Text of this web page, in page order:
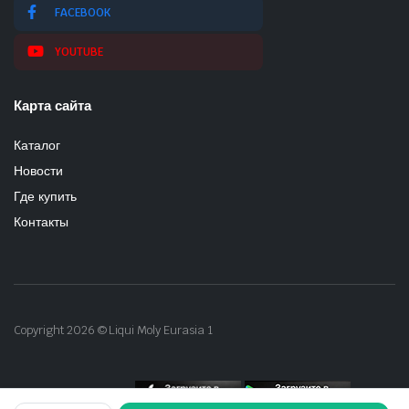
FACEBOOK
YOUTUBE
Карта сайта
Каталог
Новости
Где купить
Контакты
Copyright 2026 © Liqui Moly Eurasia 1
Скачать приложение